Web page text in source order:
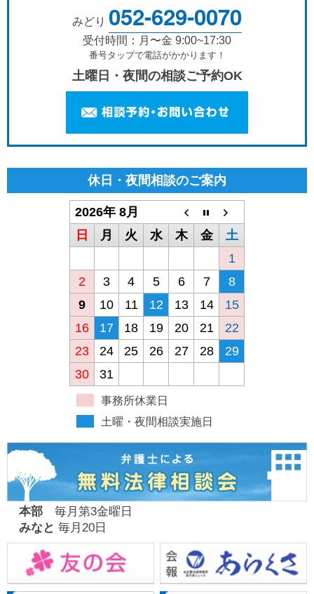
みどり 052-629-0070
受付時間：月〜金 9:00~17:30
番号タップで電話がかかります！
土曜日・夜間の相談ご予約OK
休日・夜間相談のご案内
2026年 8月
日
月 火 水 木 金
土
1
2
3 4 5 6 7
8
9
10 11 12 13 14
15
16
17 18 19 20 21
22
23
24 25 26 27 28
29
30
31
事務所休業日
土曜・夜間相談実施日
本部毎月第3金曜日
みなと 毎月20日